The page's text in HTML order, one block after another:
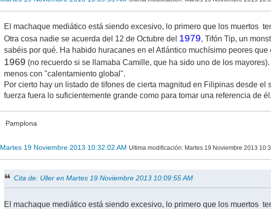
El machaque mediático está siendo excesivo, lo primero que los muertos
Otra cosa nadie se acuerda del 12 de Octubre del 1979, Tifón Tip, un
sabéis por qué. Ha habido huracanes en el Atlántico muchísimo peores
1969 (no recuerdo si se llamaba Camille, que ha sido uno de los
menos con "calentamiento global".
Por cierto hay un listado de tifones de cierta magnitud en Filipinas desde
fuerza fuera lo suficientemente grande como para tomar una referencia de él.
Pamplona
Martes 19 Noviembre 2013 10:32:02 AM Ultima modificación: Martes 19 Noviembre 2013
Cita de: Uller en Martes 19 Noviembre 2013 10:09:55 AM
El machaque mediático está siendo excesivo, lo primero que los muertos